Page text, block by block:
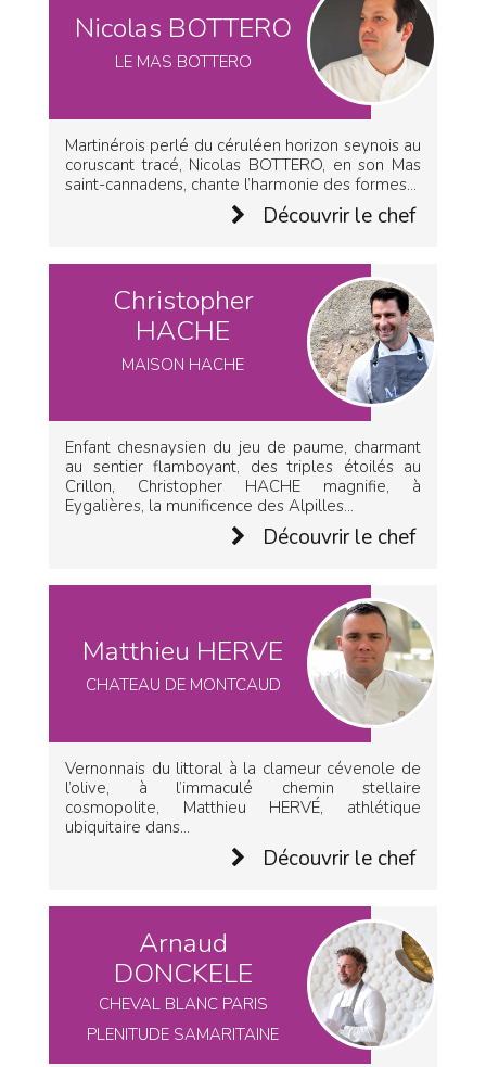
Nicolas BOTTERO
LE MAS BOTTERO
Martinérois perlé du céruléen horizon seynois au
coruscant tracé, Nicolas BOTTERO, en son Mas
saint-cannadens, chante l’harmonie des formes...
Découvrir le chef
Christopher
HACHE
MAISON HACHE
Enfant chesnaysien du jeu de paume, charmant
au sentier flamboyant, des triples étoilés au
Crillon, Christopher HACHE magnifie, à
Eygalières, la munificence des Alpilles...
Découvrir le chef
Matthieu HERVE
CHATEAU DE MONTCAUD
Vernonnais du littoral à la clameur cévenole de
l’olive, à l’immaculé chemin stellaire
cosmopolite, Matthieu HERVÉ, athlétique
ubiquitaire dans...
Découvrir le chef
Arnaud
DONCKELE
CHEVAL BLANC PARIS
PLENITUDE SAMARITAINE